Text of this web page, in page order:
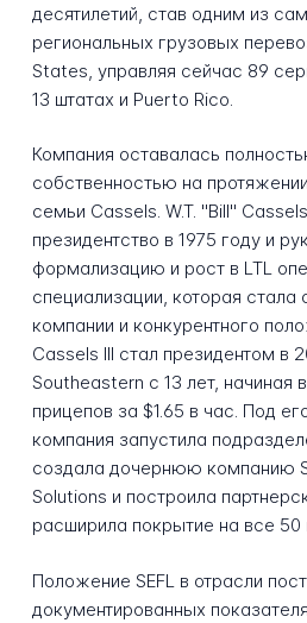
десятилетий, став одним из
региональных грузовых
States, управляя сейчас 89
13 штатах и Puerto Rico.
Компания оставалась
собственностью на
семьи Cassels. W.T. "Bill"
президентство в 1975 году и
формализацию и рост в LTL
специализации, которая стала
компании и конкурентного
Cassels III стал президентом в
Southeastern с 13 лет, начиная
прицепов за $1.65 в час. Под
компания запустила
создала дочернюю компанию
Solutions и построила
расширила покрытие на все 50
Положение SEFL в отрасли
документированных